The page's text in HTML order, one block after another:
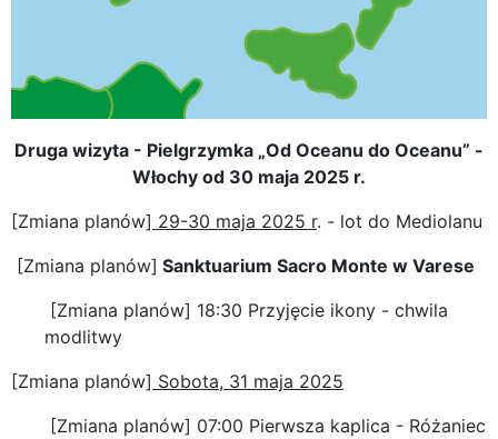
Druga wizyta - Pielgrzymka „Od Oceanu do Oceanu” -
Włochy od 30 maja 2025 r.
[Zmiana planów] 29-30 maja 2025 r. - lot do Mediolanu
[Zmiana planów] Sanktuarium Sacro Monte w Varese
[Zmiana planów] 18:30 Przyjęcie ikony - chwila
modlitwy
[Zmiana planów] Sobota, 31 maja 2025
[Zmiana planów] 07:00 Pierwsza kaplica - Różaniec